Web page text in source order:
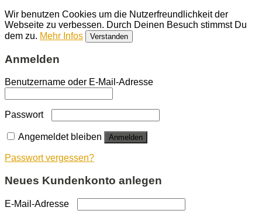
Wir benutzen Cookies um die Nutzerfreundlichkeit der
Webseite zu verbessen. Durch Deinen Besuch stimmst Du
dem zu. Mehr Infos Verstanden
Anmelden
Benutzername oder E-Mail-Adresse
Passwort
Angemeldet bleiben Anmelden
Passwort vergessen?
Neues Kundenkonto anlegen
E-Mail-Adresse